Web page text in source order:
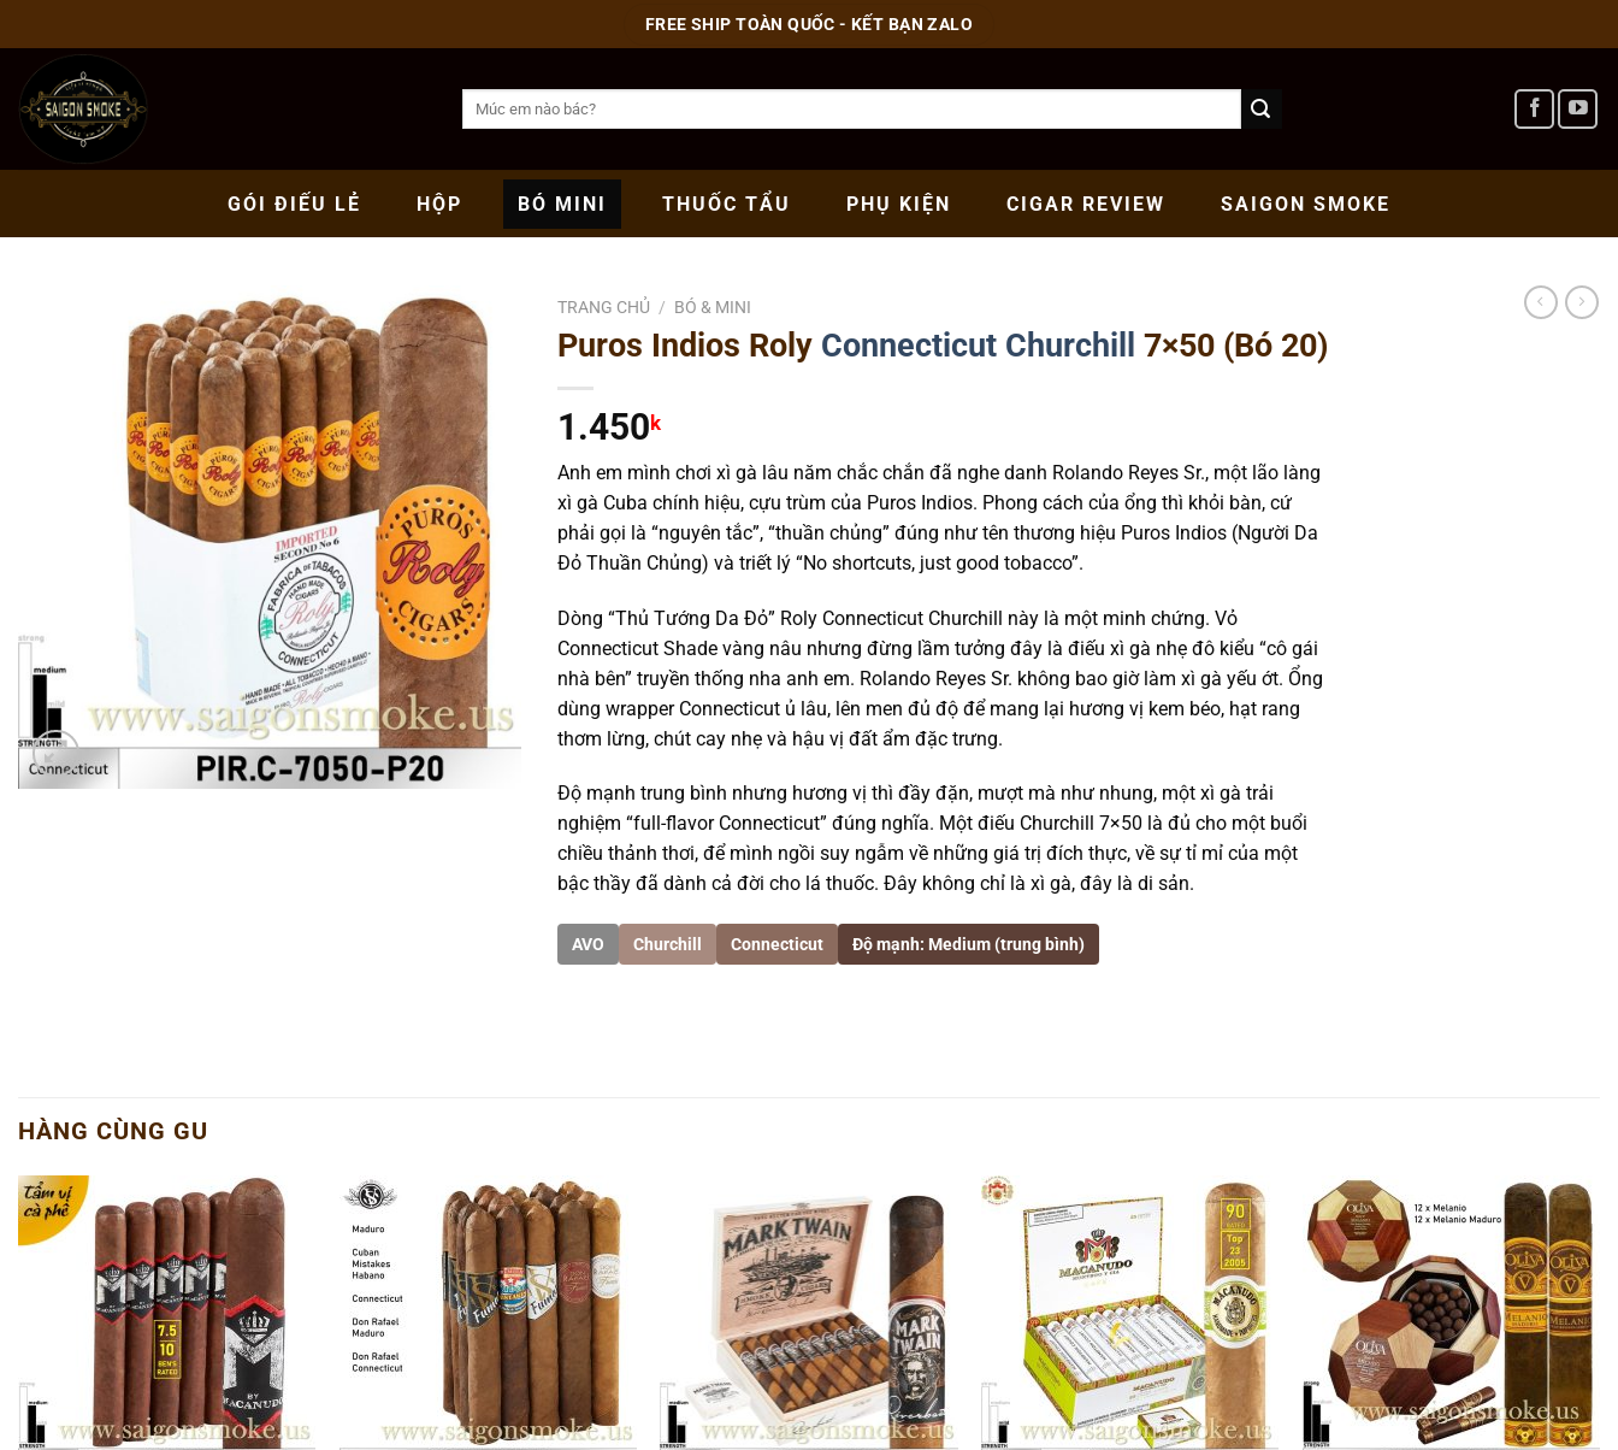
qua
dung
FREE SHIP TOÀN QUỐC - KẾT BẠN ZALO
GÓI ĐIẾU LẺ HỘP BÓ MINI THUỐC TẨU PHỤ KIỆN CIGAR REVIEW SAIGON SMOKE
TRANG CHỦ / BÓ & MINI
Puros Indios Roly Connecticut Churchill 7×50 (Bó 20)
1.450 k
Anh em mình chơi xì gà lâu năm chắc chắn đã nghe danh Rolando Reyes Sr., một lão làng
xì gà Cuba chính hiệu, cựu trùm của Puros Indios. Phong cách của ổng thì khỏi bàn, cứ
phải gọi là “nguyên tắc”, “thuần chủng” đúng như tên thương hiệu Puros Indios (Người Da
Đỏ Thuần Chủng) và triết lý “No shortcuts, just good tobacco”.
Dòng “Thủ Tướng Da Đỏ” Roly Connecticut Churchill này là một minh chứng. Vỏ
Connecticut Shade vàng nâu nhưng đừng lầm tưởng đây là điếu xì gà nhẹ đô kiểu “cô gái
nhà bên” truyền thống nha anh em. Rolando Reyes Sr. không bao giờ làm xì gà yếu ớt. Ổng
dùng wrapper Connecticut ủ lâu, lên men đủ độ để mang lại hương vị kem béo, hạt rang
thơm lừng, chút cay nhẹ và hậu vị đất ẩm đặc trưng.
Độ mạnh trung bình nhưng hương vị thì đầy đặn, mượt mà như nhung, một xì gà trải
nghiệm “full-flavor Connecticut” đúng nghĩa. Một điếu Churchill 7×50 là đủ cho một buổi
chiều thảnh thơi, để mình ngồi suy ngẫm về những giá trị đích thực, về sự tỉ mỉ của một
bậc thầy đã dành cả đời cho lá thuốc. Đây không chỉ là xì gà, đây là di sản.
AVO Churchill Connecticut Độ mạnh: Medium (trung bình)
HÀNG CÙNG GU